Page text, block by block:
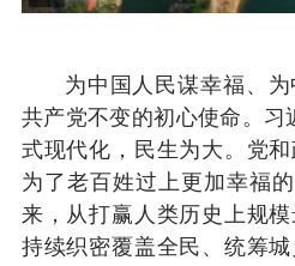
为中国人民谋幸福、
共产党不变的初心使命。习
式现代化，民生为大。党
为了老百姓过上更加幸福
来，从打赢人类历史上规
持续织密覆盖全民、统筹